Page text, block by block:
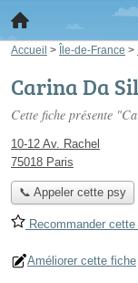
Accueil > Île-de-France >
Carina Da
Cette fiche présente
10-12 Av. Rachel
75018 Paris
📞 Appeler cette psy
Recommander
Améliorer cette fiche